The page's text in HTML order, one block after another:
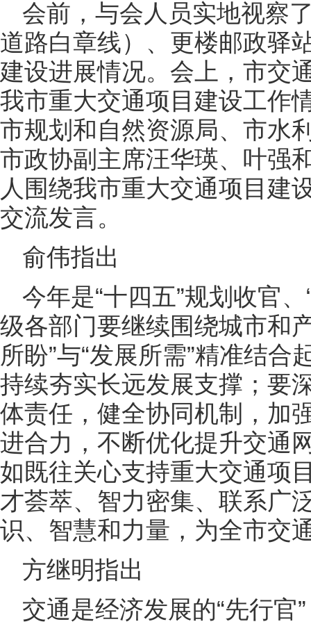
会前，与会人员实地视察
道路白章线）、更楼邮政驿
建设进展情况。会上，市交
我市重大交通项目建设工作
市规划和自然资源局、市水
市政协副主席汪华瑛、叶强
人围绕我市重大交通项目建
交流发言。
俞伟指出
今年是“十四五”规划收官
级各部门要继续围绕城市和
所盼”与“发展所需”精准结
持续夯实长远发展支撑；要
体责任，健全协同机制，加
进合力，不断优化提升交通
如既往关心支持重大交通项
才荟萃、智力密集、联系广
识、智慧和力量，为全市交
方继明指出
交通是经济发展的“先行官